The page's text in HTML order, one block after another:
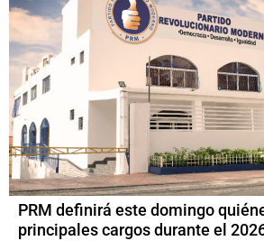
PRM definirá este domingo
principales cargos durante el